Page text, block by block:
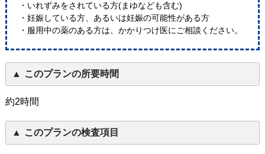
・いれずみをされている方(まゆなども含む)
・妊娠している方、あるいは妊娠の可能性がある方
・服用中の薬のある方は、かかりつけ医にご相談ください。
このプランの所要時間
約2時間
このプランの検査項目